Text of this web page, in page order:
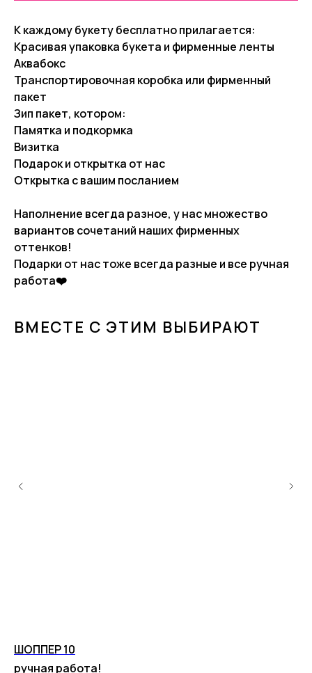
К каждому букету бесплатно прилагается:
Красивая упаковка букета и фирменные ленты
Аквабокс
Транспортировочная коробка или фирменный
пакет
Зип пакет, котором:
Памятка и подкормка
Визитка
Подарок и открытка от нас
Открытка с вашим посланием
Наполнение всегда разное, у нас множество
вариантов сочетаний наших фирменных
оттенков!
Подарки от нас тоже всегда разные и все ручная
работа❤️
ВМЕСТЕ С ЭТИМ ВЫБИРАЮТ
ШОППЕР 10
ручная работа!